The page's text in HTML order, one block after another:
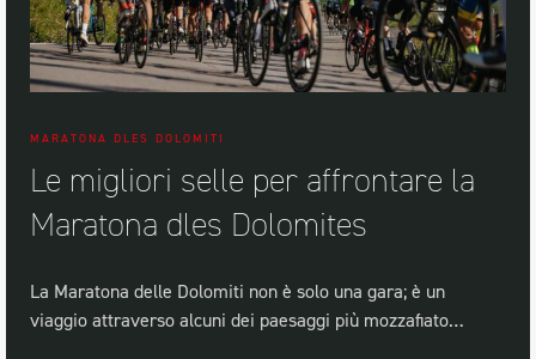
MARATONA DLES DOLOMITI
Le migliori selle per affrontare la
Maratona dles Dolomites
La Maratona delle Dolomiti non è solo una gara; è un
viaggio attraverso alcuni dei paesaggi più mozzafiato…